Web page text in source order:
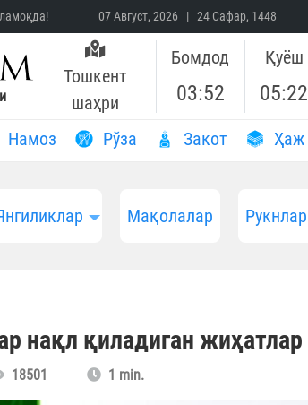
07 Август, 2026 | 24 Сафар, 1448
Тошкент
шаҳри
Бомдод
03:52
Қуёш
05:22
Намоз Рўза Закот Ҳаж
Мақолалар Рукнлар
нақл қиладиган жиҳатлар
18501 1 min.